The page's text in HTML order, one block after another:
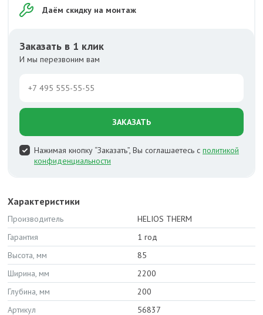
Даём скидку на монтаж
Заказать в 1 клик
И мы перезвоним вам
ЗАКАЗАТЬ
Нажимая кнопку “Заказать”, Вы соглашаетесь с политикой
конфиденциальности
Характеристики
Производитель
HELIOS THERM
Гарантия
1 год
Высота, мм
85
Ширина, мм
2200
Глубина, мм
200
Артикул
56837